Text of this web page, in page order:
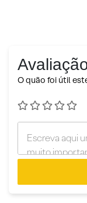
O quão foi útil